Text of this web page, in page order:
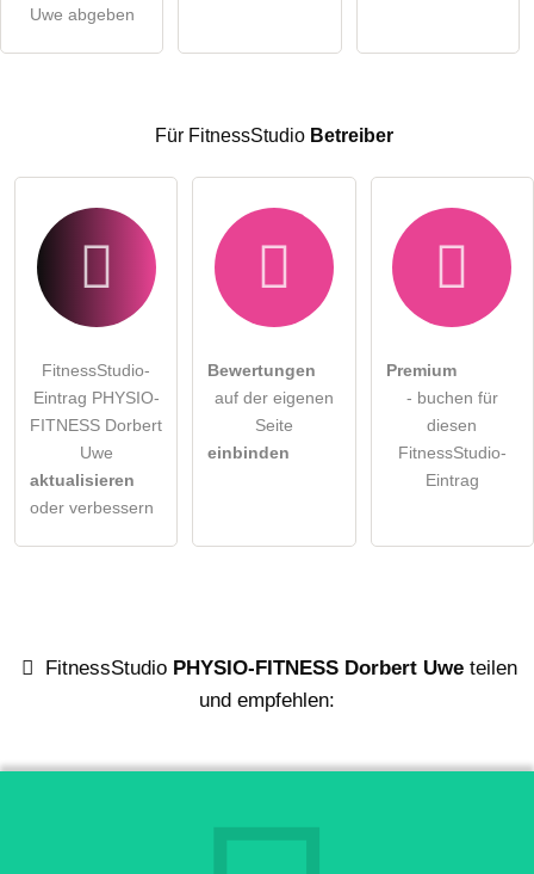
FitnessStudio-Eintrag zu stellen.
Uwe abgeben
Für FitnessStudio Betreiber
FitnessStudio-
Eintrag PHYSIO-
FITNESS Dorbert
Uwe
aktualisieren
oder verbessern
Bewertungen
auf der eigenen
Seite
einbinden
Premium
- buchen für
diesen
FitnessStudio-
Eintrag
FitnessStudio PHYSIO-FITNESS Dorbert Uweteilen
und empfehlen: